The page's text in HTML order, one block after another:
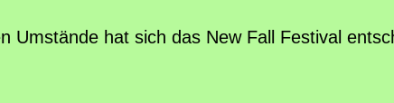
Umstände hat sich das New Fall Festival